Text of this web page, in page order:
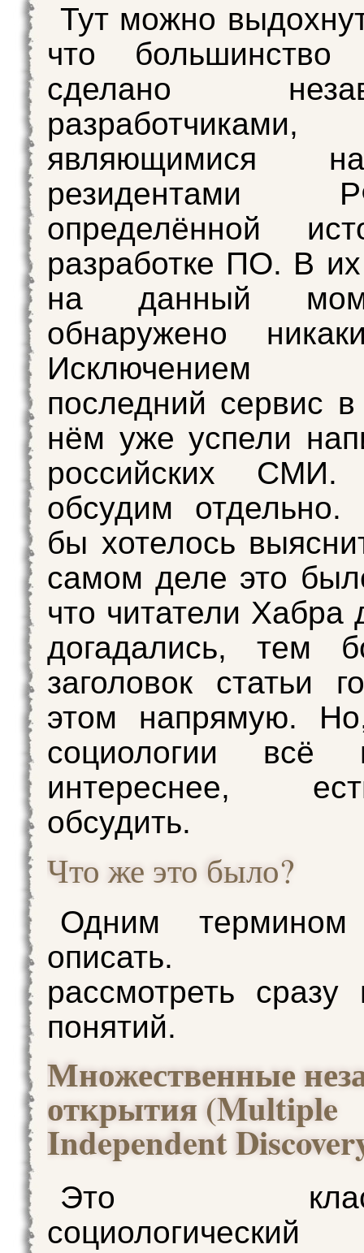
Тут можно
что большинство
сделано
разработчиками,
являющимися
определённой
разработке ПО. В
на данный
обнаружено
Исключением
последний сервис
нём уже успели
российских
обсудим
бы хотелось
самом деле это
что читатели Хабра
догадались, тем
заголовок статьи
этом напрямую.
социологии всё
интереснее,
обсудить.
Что же это было?
Одним
описать.
рассмотреть сразу
понятий.
Множественные
открытия (Multiple
Independent
Это
социологический